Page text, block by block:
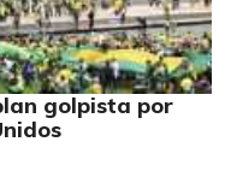
golpista por